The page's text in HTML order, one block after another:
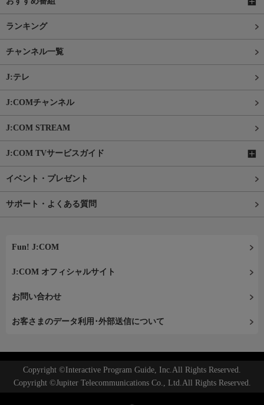
ランキング
チャンネル一覧
J:テレ
J:COMチャンネル
J:COM STREAM
J:COM TVサービスガイド
イベント・プレゼント
サポート・よくある質問
Fun! J:COM
J:COM オフィシャルサイト
お問い合わせ
お客さまのデータ利用･外部送信について
Copyright ©Interactive Program Guide, Inc.All Rights Reserved.
Copyright ©Jupiter Telecommunications Co., Ltd.All Rights Reserved.